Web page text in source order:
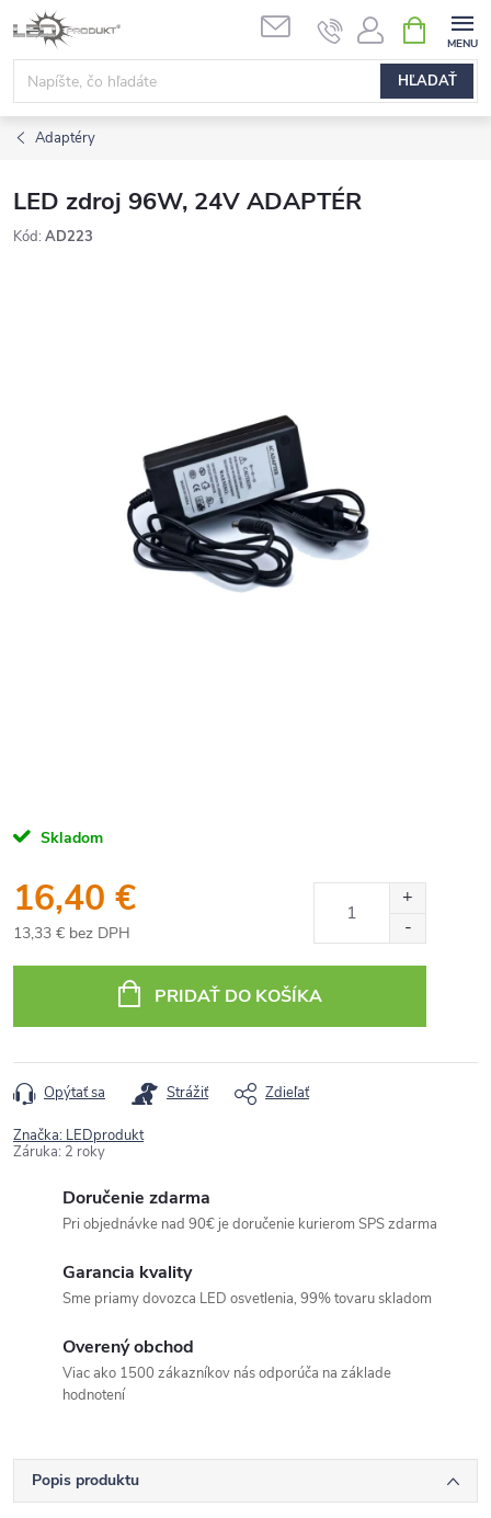
Prejsť
na
obsah
HĽADAŤ
KOŠÍK
Adaptéry
LED zdroj 96W, 24V ADAPTÉR
Kód: AD223
Skladom
16,40 €
13,33 € bez DPH
cena:
PRIDAŤ DO KOŠÍKA
Opýtať sa Strážiť Zdieľať
Značka: LEDprodukt
Záruka: 2 roky
Doručenie zdarma
Pri objednávke nad 90€ je doručenie kurierom SPS zdarma
Garancia kvality
Sme priamy dovozca LED osvetlenia, 99% tovaru skladom
Overený obchod
Viac ako 1500 zákazníkov nás odporúča na základe
hodnotení
Popis produktu